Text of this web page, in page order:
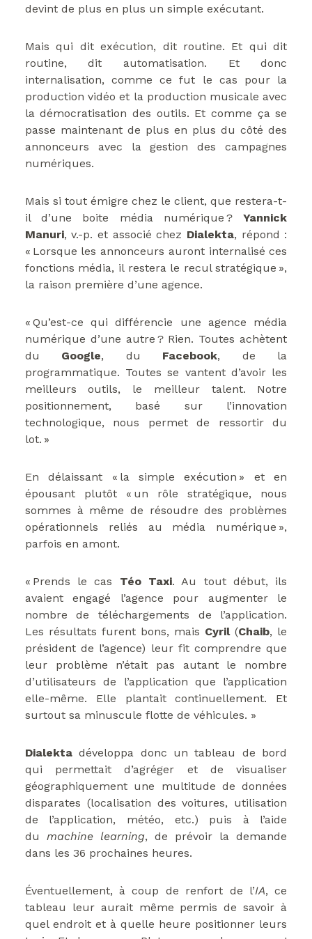
devint de plus en plus un simple exécutant.
Mais qui dit exécution, dit routine. Et qui dit
routine, dit automatisation. Et donc
internalisation, comme ce fut le cas pour la
production vidéo et la production musicale avec
la démocratisation des outils. Et comme ça se
passe maintenant de plus en plus du côté des
annonceurs avec la gestion des campagnes
numériques.
Mais si tout émigre chez le client, que restera-t-
il d’une boite média numérique ?Yannick
Manuri, v.-p. et associé chez Dialekta, répond :
« Lorsque les annonceurs auront internalisé ces
fonctions média, il restera le recul stratégique »,
la raison première d’une agence.
« Qu’est-ce qui différencie une agence média
numérique d’une autre ? Rien. Toutes achètent
du Google, du Facebook, de la
programmatique. Toutes se vantent d’avoir les
meilleurs outils, le meilleur talent. Notre
positionnement, basé sur l’innovation
technologique, nous permet de ressortir du
lot. »
En délaissant « la simple exécution » et en
épousant plutôt « un rôle stratégique, nous
sommes à même de résoudre des problèmes
opérationnels reliés au média numérique »,
parfois en amont.
« Prends le cas Téo Taxi. Au tout début, ils
avaient engagé l’agence pour augmenter le
nombre de téléchargements de l’application.
Les résultats furent bons, mais Cyril(Chaib, le
président de l’agence) leur fit comprendre que
leur problème n’était pas autant le nombre
d’utilisateurs de l’application que l’application
elle-même. Elle plantait continuellement. Et
surtout sa minuscule flotte de véhicules. »
Dialektadéveloppa donc un tableau de bord
qui permettait d’agréger et de visualiser
géographiquement une multitude de données
disparates (localisation des voitures, utilisation
de l’application, météo, etc.) puis à l’aide
du machine learning, de prévoir la demande
dans les 36 prochaines heures.
Éventuellement, à coup de renfort de l’IA, ce
tableau leur aurait même permis de savoir à
quel endroit et à quelle heure positionner leurs